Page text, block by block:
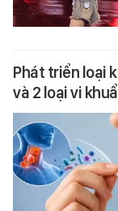
Phát triển loại
và 2 loại vi